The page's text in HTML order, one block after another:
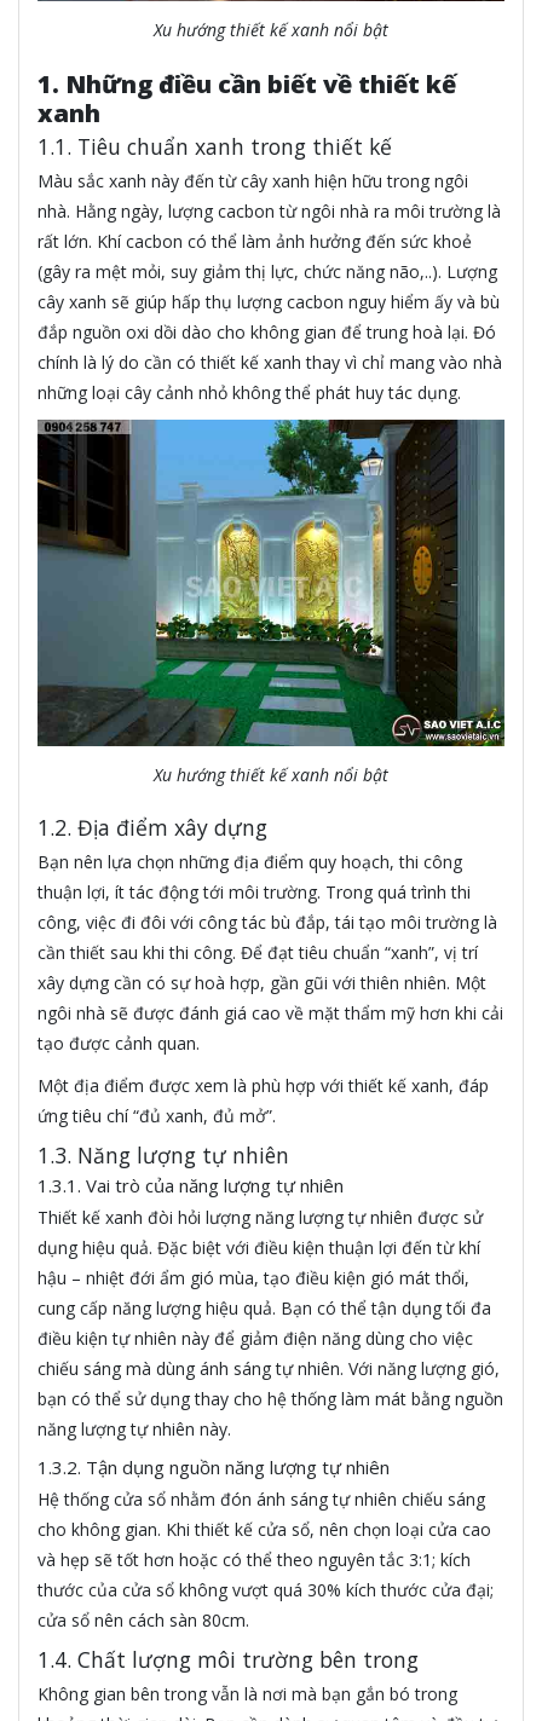
Xu hướng thiết kế xanh nổi bật
1. Những điều cần biết về thiết kế
xanh
1.1. Tiêu chuẩn xanh trong thiết kế
Màu sắc xanh này đến từ cây xanh hiện hữu trong ngôi
nhà. Hằng ngày, lượng cacbon từ ngôi nhà ra môi trường là
rất lớn. Khí cacbon có thể làm ảnh hưởng đến sức khoẻ
(gây ra mệt mỏi, suy giảm thị lực, chức năng não,..). Lượng
cây xanh sẽ giúp hấp thụ lượng cacbon nguy hiểm ấy và bù
đắp nguồn oxi dồi dào cho không gian để trung hoà lại. Đó
chính là lý do cần có thiết kế xanh thay vì chỉ mang vào nhà
những loại cây cảnh nhỏ không thể phát huy tác dụng.
Xu hướng thiết kế xanh nổi bật
1.2. Địa điểm xây dựng
Bạn nên lựa chọn những địa điểm quy hoạch, thi công
thuận lợi, ít tác động tới môi trường. Trong quá trình thi
công, việc đi đôi với công tác bù đắp, tái tạo môi trường là
cần thiết sau khi thi công. Để đạt tiêu chuẩn “xanh”, vị trí
xây dựng cần có sự hoà hợp, gần gũi với thiên nhiên. Một
ngôi nhà sẽ được đánh giá cao về mặt thẩm mỹ hơn khi cải
tạo được cảnh quan.
Một địa điểm được xem là phù hợp với thiết kế xanh, đáp
ứng tiêu chí “đủ xanh, đủ mở”.
1.3. Năng lượng tự nhiên
1.3.1. Vai trò của năng lượng tự nhiên
Thiết kế xanh đòi hỏi lượng năng lượng tự nhiên được sử
dụng hiệu quả. Đặc biệt với điều kiện thuận lợi đến từ khí
hậu – nhiệt đới ẩm gió mùa, tạo điều kiện gió mát thổi,
cung cấp năng lượng hiệu quả. Bạn có thể tận dụng tối đa
điều kiện tự nhiên này để giảm điện năng dùng cho việc
chiếu sáng mà dùng ánh sáng tự nhiên. Với năng lượng gió,
bạn có thể sử dụng thay cho hệ thống làm mát bằng nguồn
năng lượng tự nhiên này.
1.3.2. Tận dụng nguồn năng lượng tự nhiên
Hệ thống cửa sổ nhằm đón ánh sáng tự nhiên chiếu sáng
cho không gian. Khi thiết kế cửa sổ, nên chọn loại cửa cao
và hẹp sẽ tốt hơn hoặc có thể theo nguyên tắc 3:1; kích
thước của cửa sổ không vượt quá 30% kích thước cửa đại;
cửa sổ nên cách sàn 80cm.
1.4. Chất lượng môi trường bên trong
Không gian bên trong vẫn là nơi mà bạn gắn bó trong